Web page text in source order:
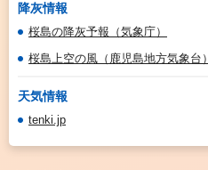
降灰情報
桜島の降灰予報（気象庁）
桜島上空の風（鹿児島地方気象台）
天気情報
tenki.jp